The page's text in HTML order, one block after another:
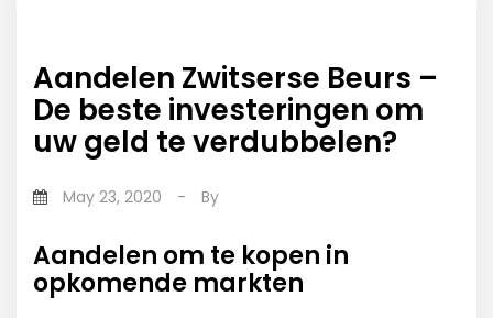
Aandelen Zwitserse Beurs –
De beste investeringen om
uw geld te verdubbelen?
May 23, 2020 - By
Aandelen om te kopen in
opkomende markten